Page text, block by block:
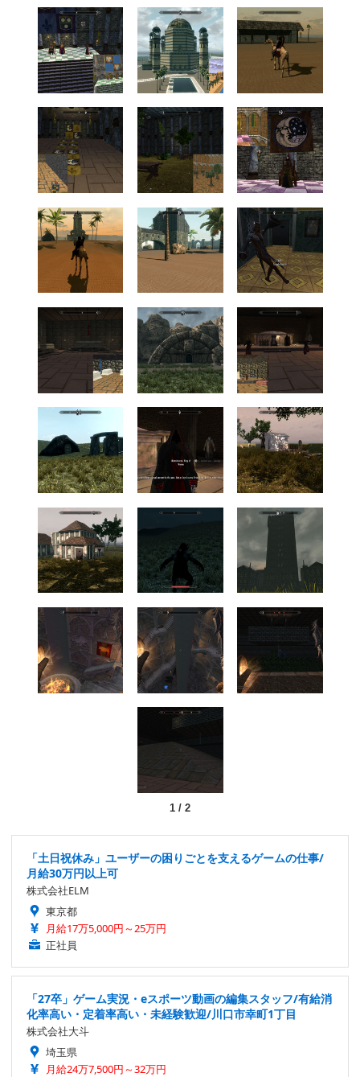
1/ 2
「土日祝休み」ユーザーの困りごとを支えるゲームの仕事/
月給30万円以上可
株式会社ELM
東京都
月給17万5,000円～25万円
正社員
「27卒」ゲーム実況・eスポーツ動画の編集スタッフ/有給消
化率高い・定着率高い・未経験歓迎/川口市幸町1丁目
株式会社大斗
埼玉県
月給24万7,500円～32万円